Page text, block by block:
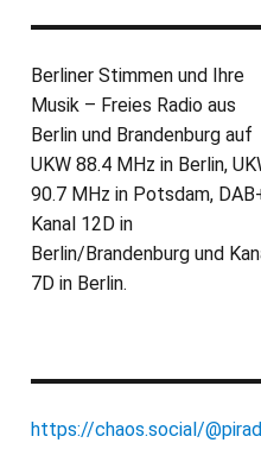
Berliner Stimmen und Ihre
Musik – Freies Radio aus
Berlin und Brandenburg auf
UKW 88.4 MHz in Berlin,
90.7 MHz in Potsdam,
Kanal 12D in
Berlin/Brandenburg und
7D in Berlin.
https://chaos.social/